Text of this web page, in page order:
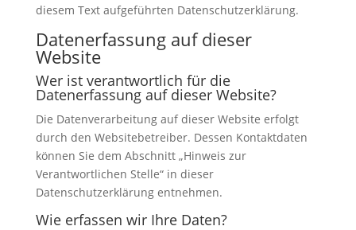
diesem Text aufgeführten Datenschutzerklärung.
Datenerfassung auf dieser
Website
Wer ist verantwortlich für die
Datenerfassung auf dieser Website?
Die Datenverarbeitung auf dieser Website erfolgt
durch den Websitebetreiber. Dessen Kontaktdaten
können Sie dem Abschnitt „Hinweis zur
Verantwortlichen Stelle“ in dieser
Datenschutzerklärung entnehmen.
Wie erfassen wir Ihre Daten?